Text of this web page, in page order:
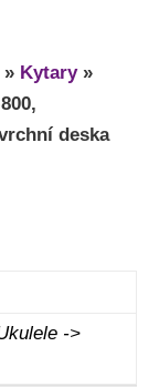
» Kytary»
deska
->